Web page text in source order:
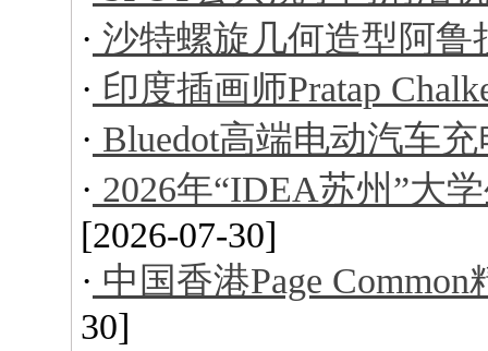
· 沙特螺旋几何造型阿鲁
· 印度插画师Pratap
· Bluedot高端电动汽车
· 2026年“IDEA苏州”大
[2026-07-30]
· 中国香港Page
30]